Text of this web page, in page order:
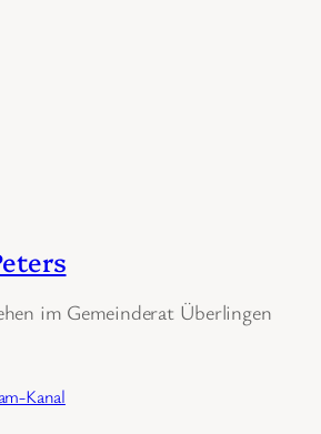
im Gemeinderat Überlingen
Kanal